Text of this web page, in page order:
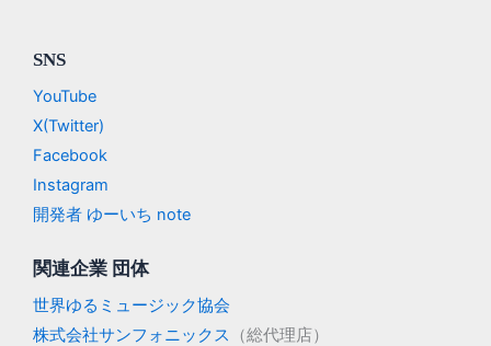
SNS
YouTube
X(Twitter)
Facebook
Instagram
開発者 ゆーいち note
関連企業 団体
世界ゆるミュージック協会
株式会社サンフォニックス
（総代理店）